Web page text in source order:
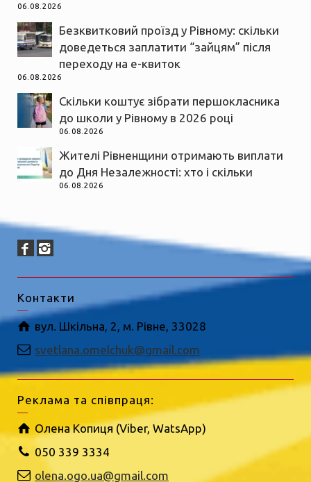
06.08.2026
Безквитковий проїзд у Рівному: скільки
доведеться заплатити “зайцям” після
переходу на е-квиток
06.08.2026
Скільки коштує зібрати першокласника
до школи у Рівному в 2026 році
06.08.2026
Жителі Рівненщини отримають виплати
до Дня Незалежності: хто і скільки
06.08.2026
Контакти
вул. Шкільна, 2, м. Рівне, 33028
svetlana.omelchuk@gmail.com
Реклама та співпраця:
Олена Копиця (Viber, WatsApp)
050 339 3334
olena.ogo.ua@gmail.com